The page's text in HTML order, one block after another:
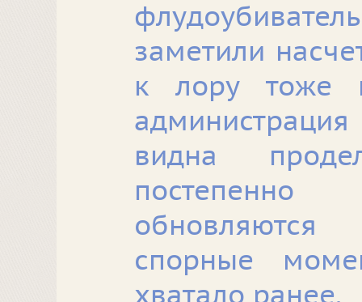
заметили
к лору тоже
видна
спорные